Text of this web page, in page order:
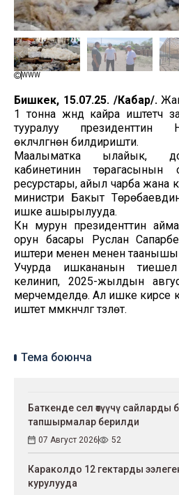
WWW
Бишкек, 15.07.25. /Кабар/.
1 тонна жүндү кайра
тууралуу президенттин
өкүлчүлүгүнөн билдиришти.
Маалыматка ылайык,
кабинетинин
ресурстары, айыл чарба жана
министри Бакыт
ишке ашырылууда.
Күн мурун президенттин
орун басары Руслан
иштери менен менен таанышып,
Учурда ишкананын
келинип, 2025-жылдын
мерчемделүүдө. Ал ишке кирсе
иштетүү мүмкүнчүлүгү түзүлөт.
Тема боюнча
Баткенде сел өтүүчү сайларды
тапшырмалар берилди
07 Август 2026 52
Караколдо 12 гектарды
курулууда